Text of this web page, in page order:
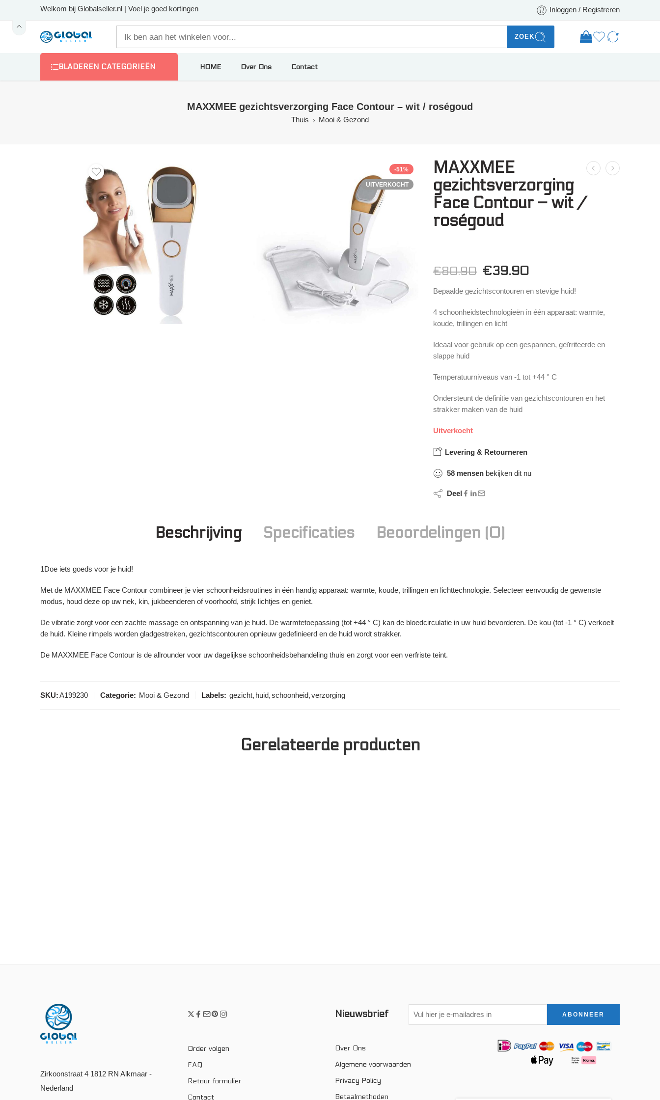
Welkom bij Globalseller.nl | Voel je goed kortingen Inloggen / Registreren
ZOEK
BLADEREN CATEGORIEËN HOME Over Ons Contact
MAXXMEE gezichtsverzorging Face Contour – wit / roségoud
Thuis Mooi & Gezond
-51%
UITVERKOCHT
MAXXMEE
gezichtsverzorging
Face Contour – wit /
roségoud
€80.90 €39.90
Bepaalde gezichtscontouren en stevige huid!
4 schoonheidstechnologieën in één apparaat: warmte,
koude, trillingen en licht
Ideaal voor gebruik op een gespannen, geïrriteerde en
slappe huid
Temperatuurniveaus van -1 tot +44 ° C
Ondersteunt de definitie van gezichtscontouren en het
strakker maken van de huid
Uitverkocht
Levering & Retourneren
58 mensen bekijken dit nu
Deel
Beschrijving Specificaties Beoordelingen (0)
1Doe iets goeds voor je huid!
Met de MAXXMEE Face Contour combineer je vier schoonheidsroutines in één handig apparaat: warmte, koude, trillingen en lichttechnologie. Selecteer eenvoudig de gewenste
modus, houd deze op uw nek, kin, jukbeenderen of voorhoofd, strijk lichtjes en geniet.
De vibratie zorgt voor een zachte massage en ontspanning van je huid. De warmtetoepassing (tot +44 ° C) kan de bloedcirculatie in uw huid bevorderen. De kou (tot -1 ° C) verkoelt
de huid. Kleine rimpels worden gladgestreken, gezichtscontouren opnieuw gedefinieerd en de huid wordt strakker.
De MAXXMEE Face Contour is de allrounder voor uw dagelijkse schoonheidsbehandeling thuis en zorgt voor een verfriste teint.
SKU:A199230 Categorie: Mooi & Gezond Labels: gezicht, huid,schoonheid,verzorging
Gerelateerde producten
Zirkoonstraat 4 1812 RN Alkmaar -
Nederland
Order volgen
FAQ
Retour formulier
Contact
Nieuwsbrief
Over Ons
Algemene voorwaarden
Privacy Policy
Betaalmethoden